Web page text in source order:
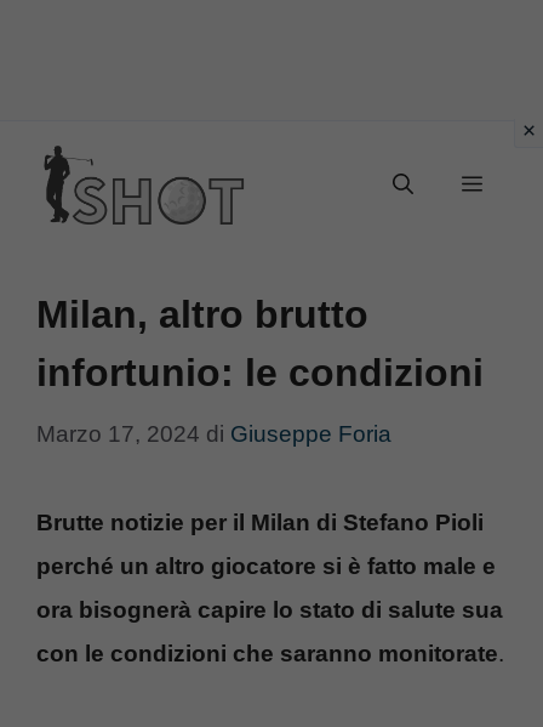
contenuto
Menu
Milan, altro brutto
infortunio: le condizioni
Marzo 17, 2024 di Giuseppe Foria
Brutte notizie per il Milan di Stefano Pioli
perché un altro giocatore si è fatto male e
ora bisognerà capire lo stato di salute sua
con le condizioni che saranno monitorate.